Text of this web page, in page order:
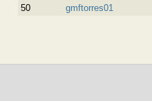
50
gmftorres01